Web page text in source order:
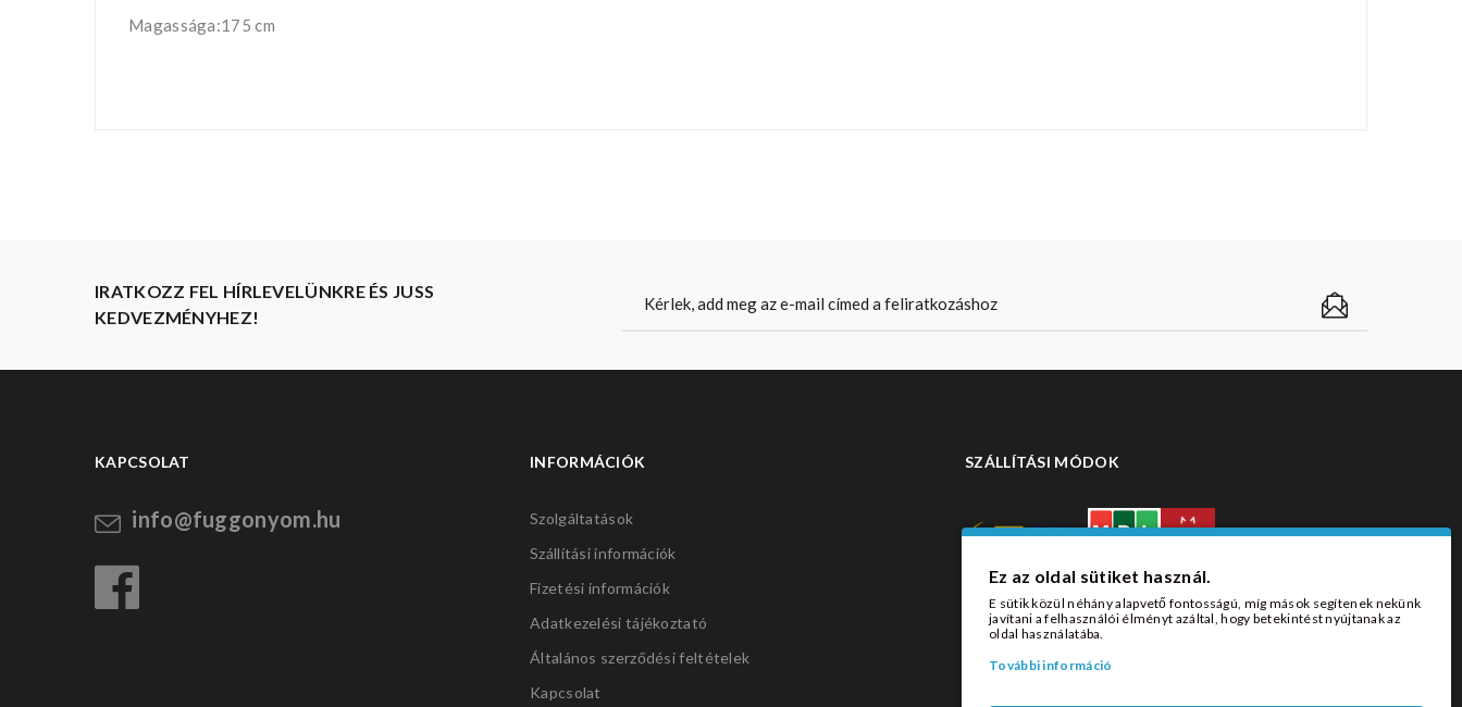
Magassága:175 cm
IRATKOZZ FEL HÍRLEVELÜNKRE ÉS JUSS
KEDVEZMÉNYHEZ!
KAPCSOLAT
info@fuggonyom.hu
INFORMÁCIÓK
Szolgáltatások
Szállítási információk
Fizetési információk
Adatkezelési tájékoztató
Általános szerződési feltételek
Kapcsolat
SZÁLLÍTÁSI MÓDOK
Ez az oldal sütiket használ.
E sütik közül néhány alapvető fontosságú, míg mások segítenek nekünk
javítani a felhasználói élményt azáltal, hogy betekintést nyújtanak az
oldal használatába.
További információ